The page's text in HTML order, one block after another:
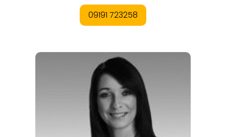
ORTE
EVENTS
REISEFÜHRER
REISEMAGAZINE